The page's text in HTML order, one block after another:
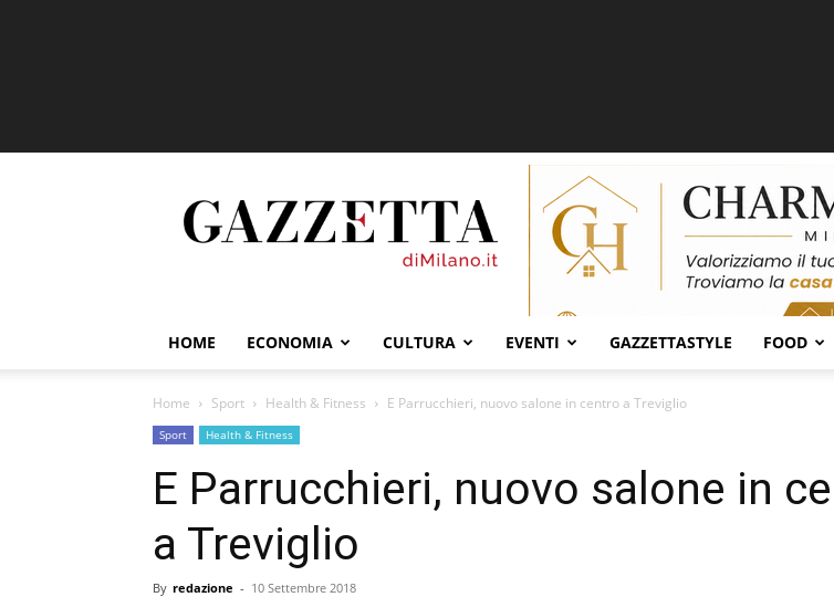
HOME ECONOMIA CULTURA EVENTI GAZZETTASTYLE FOOD
Home Sport Health & Fitness E Parrucchieri, nuovo salone in centro a Treviglio
Sport Health & Fitness
E Parrucchieri, nuovo salone in
a Treviglio
By redazione - 10 Settembre 2018